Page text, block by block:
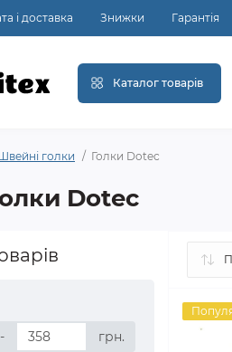
і доставка Знижки Гарантія
Каталог товарів
голки Голки Dotec
Dotec
- грн.